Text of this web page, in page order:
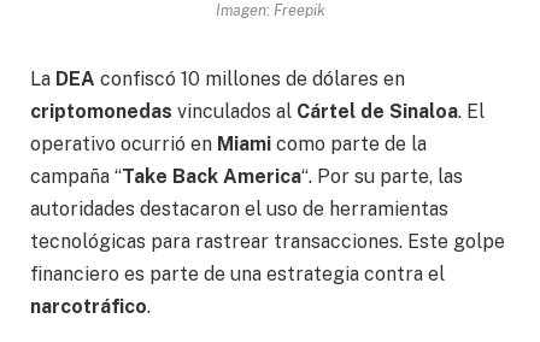
Imagen: Freepik
La DEA confiscó 10 millones de dólares en
criptomonedas vinculados al Cártel de Sinaloa. El
operativo ocurrió en Miami como parte de la
campaña “Take Back America“. Por su parte, las
autoridades destacaron el uso de herramientas
tecnológicas para rastrear transacciones. Este golpe
financiero es parte de una estrategia contra el
narcotráfico.